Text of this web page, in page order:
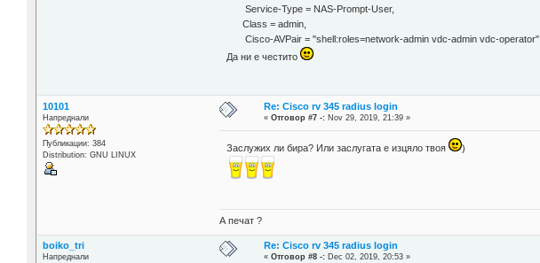
Service-Type = NAS-Prompt-User,
Class = admin,
Cisco-AVPair = "shell:roles=network-admin vdc-admin vdc-operator"
Да ни е честито
10101
Напреднали
Публикации: 384
Distribution: GNU LINUX
Re: Cisco rv 345 radius login
«Отговор #7 -: Nov 29, 2019, 21:39 »
Заслужих ли бира? Или заслугата е изцяло твоя )
А печат ?
boiko_tri
Напреднали
Re: Cisco rv 345 radius login
«Отговор #8 -: Dec 02, 2019, 20:53 »